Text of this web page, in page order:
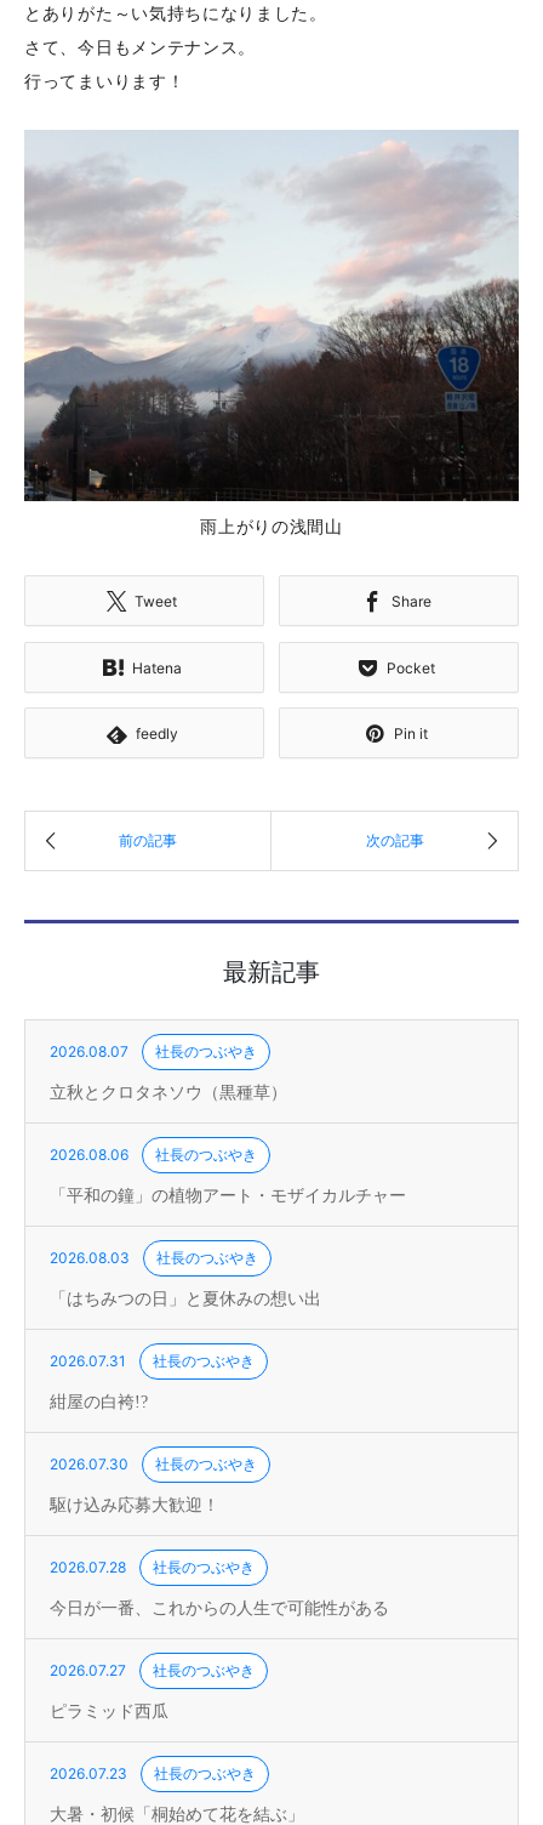
とありがた～い気持ちになりました。
さて、今日もメンテナンス。
行ってまいります！
雨上がりの浅間山
Tweet Share
Hatena Pocket
feedly Pin it
最新記事
2026.08.07 社長のつぶやき
立秋とクロタネソウ（黒種草）
2026.08.06 社長のつぶやき
「平和の鐘」の植物アート・モザイカルチャー
2026.08.03 社長のつぶやき
「はちみつの日」と夏休みの想い出
2026.07.31 社長のつぶやき
紺屋の白袴!?
2026.07.30 社長のつぶやき
駆け込み応募大歓迎！
2026.07.28 社長のつぶやき
今日が一番、これからの人生で可能性がある
2026.07.27 社長のつぶやき
ピラミッド西瓜
2026.07.23 社長のつぶやき
大暑・初候「桐始めて花を結ぶ」